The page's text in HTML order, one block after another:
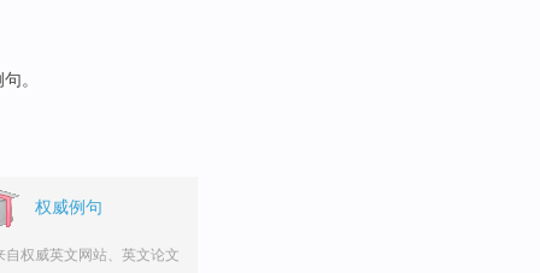
。
权威例句
自权威英文网站、英文论文